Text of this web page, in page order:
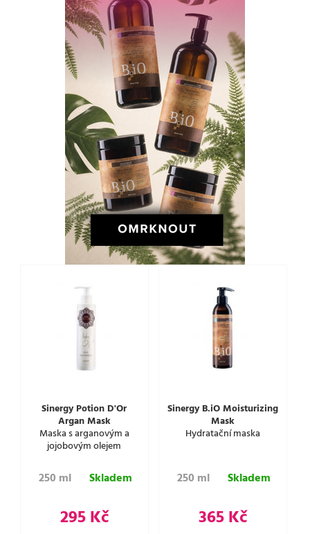
Sinergy Potion D'Or
Argan Mask
Maska s arganovým a
jojobovým olejem
250 ml Skladem
295 Kč
Sinergy B.iO Moisturizing
Mask
Hydratační maska
250 ml Skladem
365 Kč